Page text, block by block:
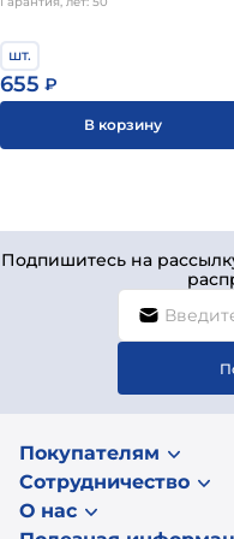
шт.
655 ₽
В корзину
Подпишитесь на
Покупателям
Сотрудничество
О нас